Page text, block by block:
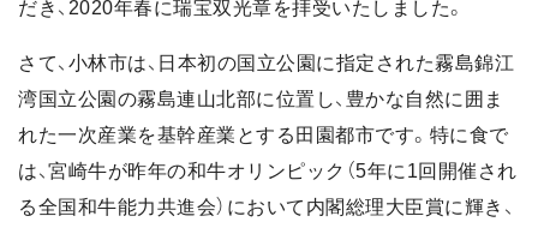
だき、2020年春に瑞宝双光章を拝受いたしました。
さて、小林市は、日本初の国立公園に指定された霧島錦江
湾国立公園の霧島連山北部に位置し、豊かな自然に囲ま
れた一次産業を基幹産業とする田園都市です。特に食で
は、宮崎牛が昨年の和牛オリンピック（5年に1回開催され
る全国和牛能力共進会）において内閣総理大臣賞に輝き、